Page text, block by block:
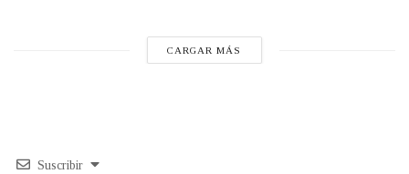
CARGAR MÁS
Suscribir